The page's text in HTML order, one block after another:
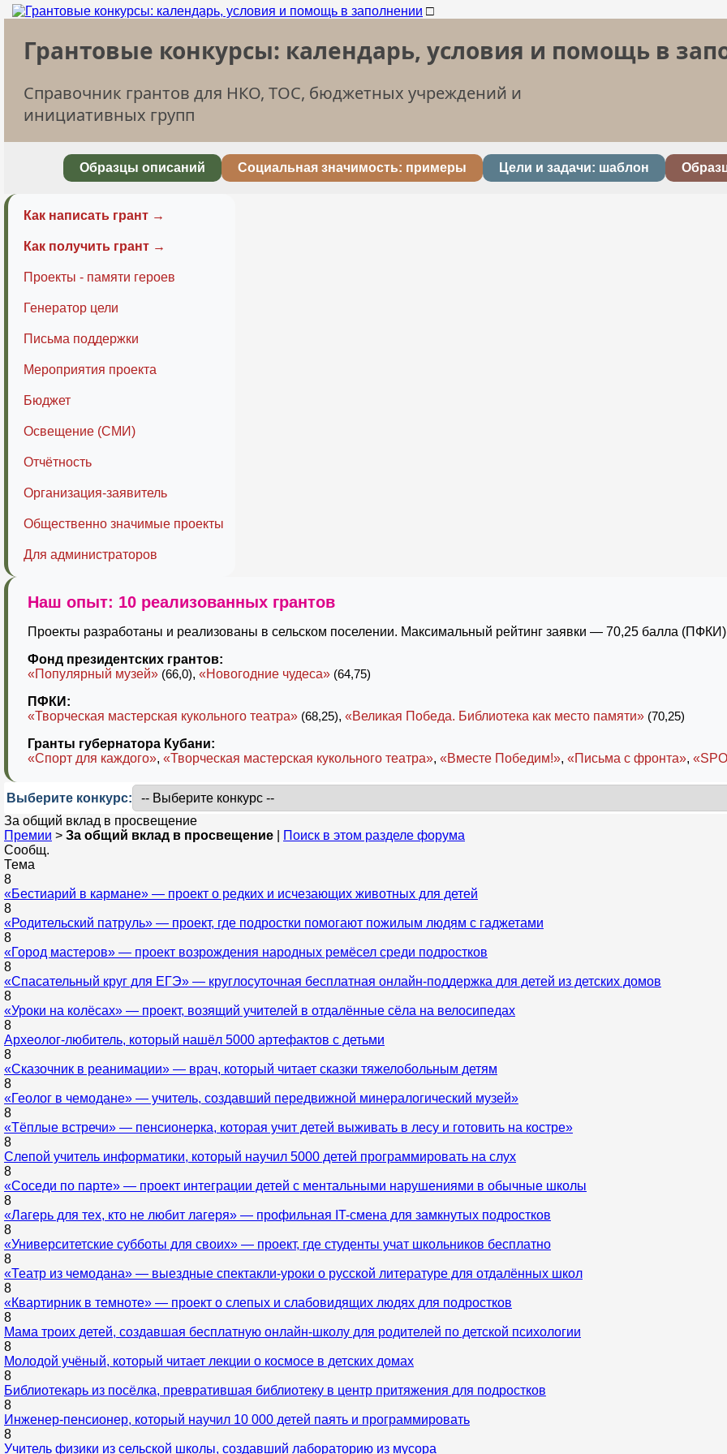
□
Грантовые конкурсы: календарь, условия и помощь в
Справочник грантов для НКО, ТОС, бюджетных учреждений и
инициативных групп
Образцы описаний Социальная значимость: примеры Цели и задачи: шаблон
Как написать грант →
Как получить грант →
Проекты - памяти героев
Генератор цели
Письма поддержки
Мероприятия проекта
Бюджет
Освещение (СМИ)
Отчётность
Организация-заявитель
Общественно значимые проекты
Для администраторов
Наш опыт: 10 реализованных грантов
Проекты разработаны и реализованы в сельском поселении. Максимальный рейтинг заявки — 70,25 балла
Фонд президентских грантов:
«Популярный музей» (66,0), «Новогодние чудеса» (64,75)
ПФКИ:
«Творческая мастерская кукольного театра» (68,25), «Великая Победа. Библиотека как место памяти» (70,25)
Гранты губернатора Кубани:
«Спорт для каждого», «Творческая мастерская кукольного театра», «Вместе Победим!», «Письма с фронта»,
Выберите конкурс:
За общий вклад в просвещение
Премии > За общий вклад в просвещение
Поиск в этом разделе форума
Сообщ.
Тема
8
«Бестиарий в кармане» — проект о редких и исчезающих животных для детей
8
«Родительский патруль» — проект, где подростки помогают пожилым людям с гаджетами
8
«Город мастеров» — проект возрождения народных ремёсел среди подростков
8
«Спасательный круг для ЕГЭ» — круглосуточная бесплатная онлайн-поддержка для детей из детских домов
8
«Уроки на колёсах» — проект, возящий учителей в отдалённые сёла на велосипедах
8
Археолог-любитель, который нашёл 5000 артефактов с детьми
8
«Сказочник в реанимации» — врач, который читает сказки тяжелобольным детям
8
«Геолог в чемодане» — учитель, создавший передвижной минералогический музей»
8
«Тёплые встречи» — пенсионерка, которая учит детей выживать в лесу и готовить на костре»
8
Слепой учитель информатики, который научил 5000 детей программировать на слух
8
«Соседи по парте» — проект интеграции детей с ментальными нарушениями в обычные школы
8
«Лагерь для тех, кто не любит лагеря» — профильная IT-смена для замкнутых подростков
8
«Университетские субботы для своих» — проект, где студенты учат школьников бесплатно
8
«Театр из чемодана» — выездные спектакли-уроки о русской литературе для отдалённых школ
8
«Квартирник в темноте» — проект о слепых и слабовидящих людях для подростков
8
Мама троих детей, создавшая бесплатную онлайн-школу для родителей по детской психологии
8
Молодой учёный, который читает лекции о космосе в детских домах
8
Библиотекарь из посёлка, превратившая библиотеку в центр притяжения для подростков
8
Инженер-пенсионер, который научил 10 000 детей паять и программировать
8
Учитель физики из сельской школы, создавший лабораторию из мусора